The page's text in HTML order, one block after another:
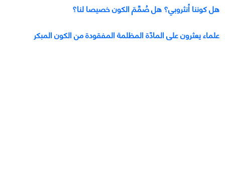
هل كوننا أنثروبي؟ هل صُمِّمَ الكون خصيصا لنا؟
علماء يعثرون على المادّة المظلمة المفقودة من الكون المبكر